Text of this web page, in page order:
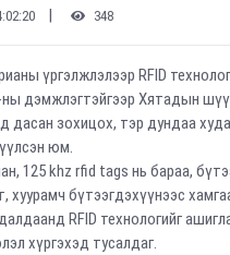
| 348
үргэлжлэлээр RFID
дэмжлэгтэйгээр Хятадын
дасан зохицох, тэр дундаа
юм.
125 khz rfid tags нь бараа,
хуурамч бүтээгдэхүүнээс
RFID технологийг
хүргэхэд тусалдаг.